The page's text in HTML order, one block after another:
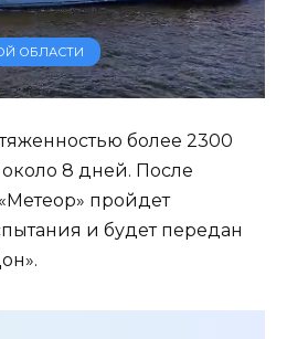
ОБЛАСТИ
более 2300
8 дней. После
пройдет
и будет передан